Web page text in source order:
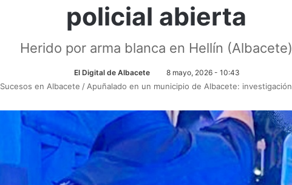
policial abierta
Herido por arma blanca en Hellín (Albacete)
El Digital de Albacete 8 mayo, 2026 - 10:43
Sucesos en Albacete / Apuñalado en un municipio de Albacete: